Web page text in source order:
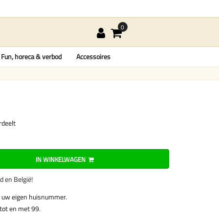
Fun, horeca & verbod Accessoires
IN WINKELWAGEN
en België!
eigen huisnummer.
en met 99.